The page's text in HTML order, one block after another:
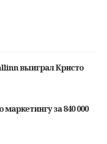
выиграл Кристо
за 840 000